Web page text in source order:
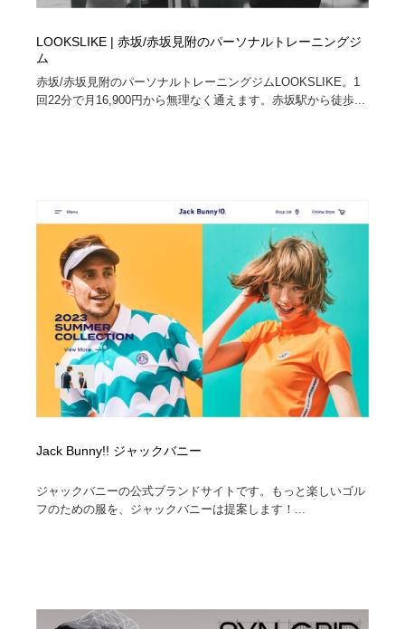
LOOKSLIKE | 赤坂/赤坂見附のパーソナルトレーニングジ
ム
赤坂/赤坂見附のパーソナルトレーニングジムLOOKSLIKE。1
回22分で月16,900円から無理なく通えます。赤坂駅から徒歩...
Jack Bunny!! ジャックバニー
ジャックバニーの公式ブランドサイトです。もっと楽しいゴル
フのための服を、ジャックバニーは提案します！...